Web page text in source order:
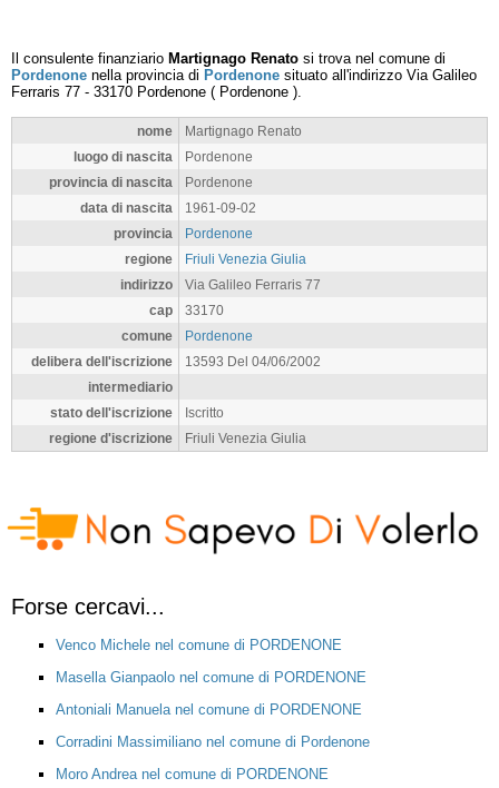
Il consulente finanziario Martignago Renato si trova nel comune di
Pordenone nella provincia di Pordenone situato all'indirizzo Via Galileo
Ferraris 77 - 33170 Pordenone ( Pordenone ).
nome
Martignago Renato
luogo di nascita
Pordenone
provincia di nascita
Pordenone
data di nascita
1961-09-02
provincia
Pordenone
regione
Friuli Venezia Giulia
indirizzo
Via Galileo Ferraris 77
cap
33170
comune
Pordenone
delibera dell'iscrizione
13593 Del 04/06/2002
intermediario
stato dell'iscrizione
Iscritto
regione d'iscrizione
Friuli Venezia Giulia
Forse cercavi...
Venco Michele nel comune di PORDENONE
Masella Gianpaolo nel comune di PORDENONE
Antoniali Manuela nel comune di PORDENONE
Corradini Massimiliano nel comune di Pordenone
Moro Andrea nel comune di PORDENONE